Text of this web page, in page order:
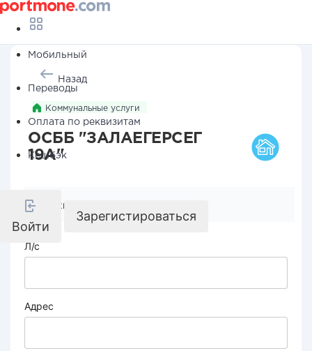
Мобильный
Переводы
Оплата по реквизитам
Кешбэк
Войти
Зарегистироваться
Назад
Коммунальные услуги
ОСББ "ЗАЛАЕГЕРСЕГ
19А"
Реквизиты компании
Л/с
Адрес